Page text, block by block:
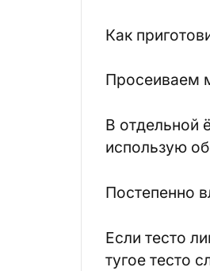
Как
Просеиваем
В отдельной
использую
Постепенно
Если тесто
тугое тесто